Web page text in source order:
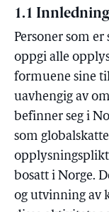
1.1 Innledning
Personer som er
oppgi alle
formuene sine
uavhengig av
befinner seg i
som
opplysningsplikt
bosatt i Norge.
og utvinning av